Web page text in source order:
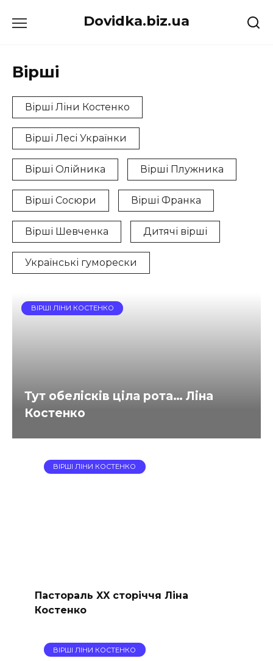
до
Dovidka.biz.ua
Вірші
Вірші Ліни Костенко
Вірші Лесі Українки
Вірші Олійника Вірші Плужника
Вірші Сосюри Вірші Франка
Вірші Шевченка Дитячі вірші
Українські гуморески
ВІРШІ ЛІНИ КОСТЕНКО
Тут обелісків ціла рота… Ліна
Костенко
ВІРШІ ЛІНИ КОСТЕНКО
Пастораль XX сторіччя Ліна
Костенко
ВІРШІ ЛІНИ КОСТЕНКО